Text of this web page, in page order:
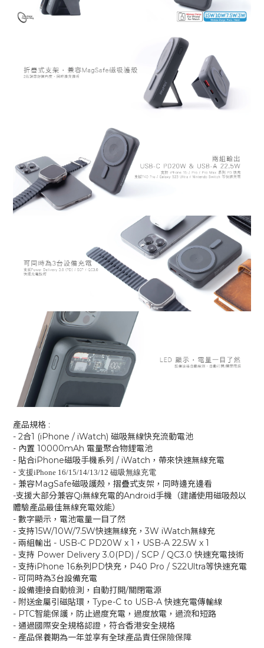
產品規格 :
- 2合1 (iPhone / iWatch) 磁吸無線快充流動電池
- 內置 10000mAh 電量聚合物鋰電池
- 貼合iPhone磁吸手機系列 / iWatch，帶來快速無線充電
- 支援iPhone 16/15/14/13/12 磁吸無線充電
- 兼容MagSafe磁吸護殼，摺疊式支架，同時邊充邊看
-支援大部分兼容Qi無線充電的Android手機（建議使用磁吸殼以
體驗產品最佳無線充電效能）
- 數字顯示，電池電量一目了然
- 支持15W/10W/7.5W快速無線充，3W iWatch無線充
- 兩組輸出 - USB-C PD20W x 1，USB-A 22.5W x 1
- 支持 Power Delivery 3.0(PD) / SCP / QC3.0 快速充電技術
- 支持iPhone 16糸列PD快充，P40 Pro / S22Ultra等快速充電
- 可同時為3台設備充電
- 設備連接自動檢測，自動打開/關閉電源
- 附送金屬引磁貼環，Type-C to USB-A 快速充電傳輸線
- PTC智能保護，防止過度充電，過度放電，過流和短路
- 通過國際安全規格認證，符合香港安全規格
- 產品保養期為一年並享有全球產品責任保險保障